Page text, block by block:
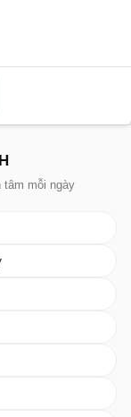
tâm mỗi ngày